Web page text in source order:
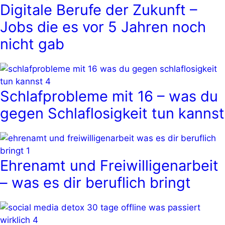
Digitale Berufe der Zukunft –
Jobs die es vor 5 Jahren noch
nicht gab
Schlafprobleme mit 16 – was du
gegen Schlaflosigkeit tun kannst
Ehrenamt und Freiwilligenarbeit
– was es dir beruflich bringt